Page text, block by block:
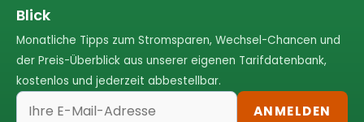
Blick
Monatliche Tipps zum Stromsparen, Wechsel-Chancen und
der Preis-Überblick aus unserer eigenen Tarifdatenbank,
kostenlos und jederzeit abbestellbar.
ANMELDEN